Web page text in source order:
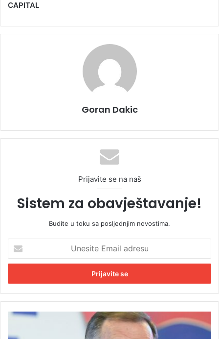
CAPITAL
Goran Dakic
Prijavite se na naš
Sistem za obavještavanje!
Budite u toku sa posljednjim novostima.
e
i
t
E
a
D
d